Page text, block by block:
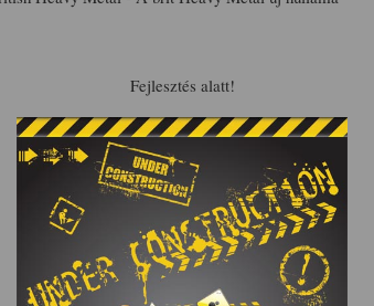
Fejlesztés alatt!